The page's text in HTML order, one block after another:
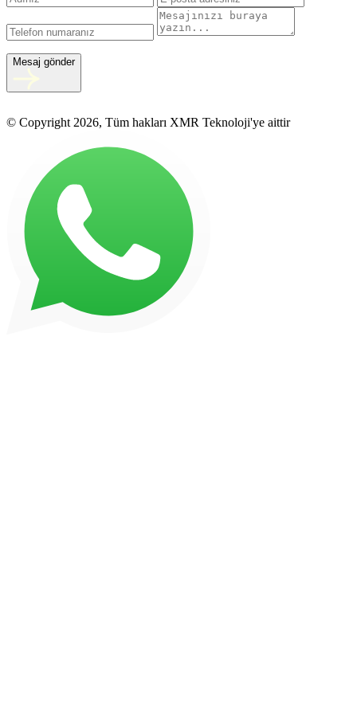
Mesaj gönder
© Copyright 2026, Tüm hakları XMR Teknoloji'ye aittir